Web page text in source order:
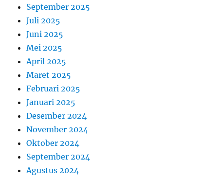
September 2025
Juli 2025
Juni 2025
Mei 2025
April 2025
Maret 2025
Februari 2025
Januari 2025
Desember 2024
November 2024
Oktober 2024
September 2024
Agustus 2024